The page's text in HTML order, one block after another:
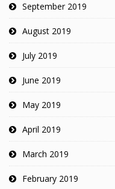
September 2019
August 2019
July 2019
June 2019
May 2019
April 2019
March 2019
February 2019